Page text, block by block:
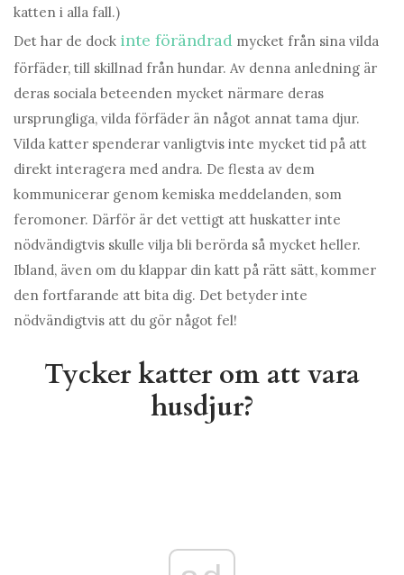
katten i alla fall.)
Det har de dock inte förändrad mycket från sina vilda
förfäder, till skillnad från hundar. Av denna anledning är
deras sociala beteenden mycket närmare deras
ursprungliga, vilda förfäder än något annat tama djur.
Vilda katter spenderar vanligtvis inte mycket tid på att
direkt interagera med andra. De flesta av dem
kommunicerar genom kemiska meddelanden, som
feromoner. Därför är det vettigt att huskatter inte
nödvändigtvis skulle vilja bli berörda så mycket heller.
Ibland, även om du klappar din katt på rätt sätt, kommer
den fortfarande att bita dig. Det betyder inte
nödvändigtvis att du gör något fel!
Tycker katter om att vara
husdjur?